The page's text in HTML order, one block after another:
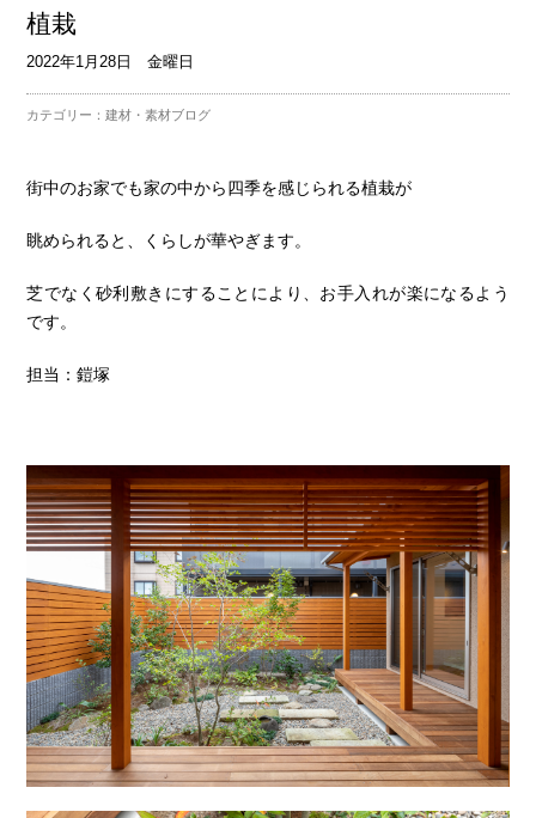
植栽
2022年1月28日 金曜日
カテゴリー：建材・素材ブログ
街中のお家でも家の中から四季を感じられる植栽が
眺められると、くらしが華やぎます。
芝でなく砂利敷きにすることにより、お手入れが楽になるよう
です。
担当：鎧塚